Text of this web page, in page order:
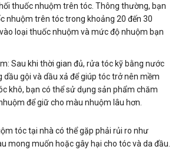
thuốc nhuộm trên tóc. Thông thường, bạn
nhuộm trên tóc trong khoảng 20 đến 30
loại thuốc nhuộm và mức độ nhuộm bạn
Sau khi thời gian đủ, rửa tóc kỹ bằng nước
dầu gội và dầu xả để giúp tóc trở nên mềm
khô, bạn có thể sử dụng sản phẩm chăm
để giữ cho màu nhuộm lâu hơn.
tóc tại nhà có thể gặp phải rủi ro như
mong muốn hoặc gây hại cho tóc và da đầu.